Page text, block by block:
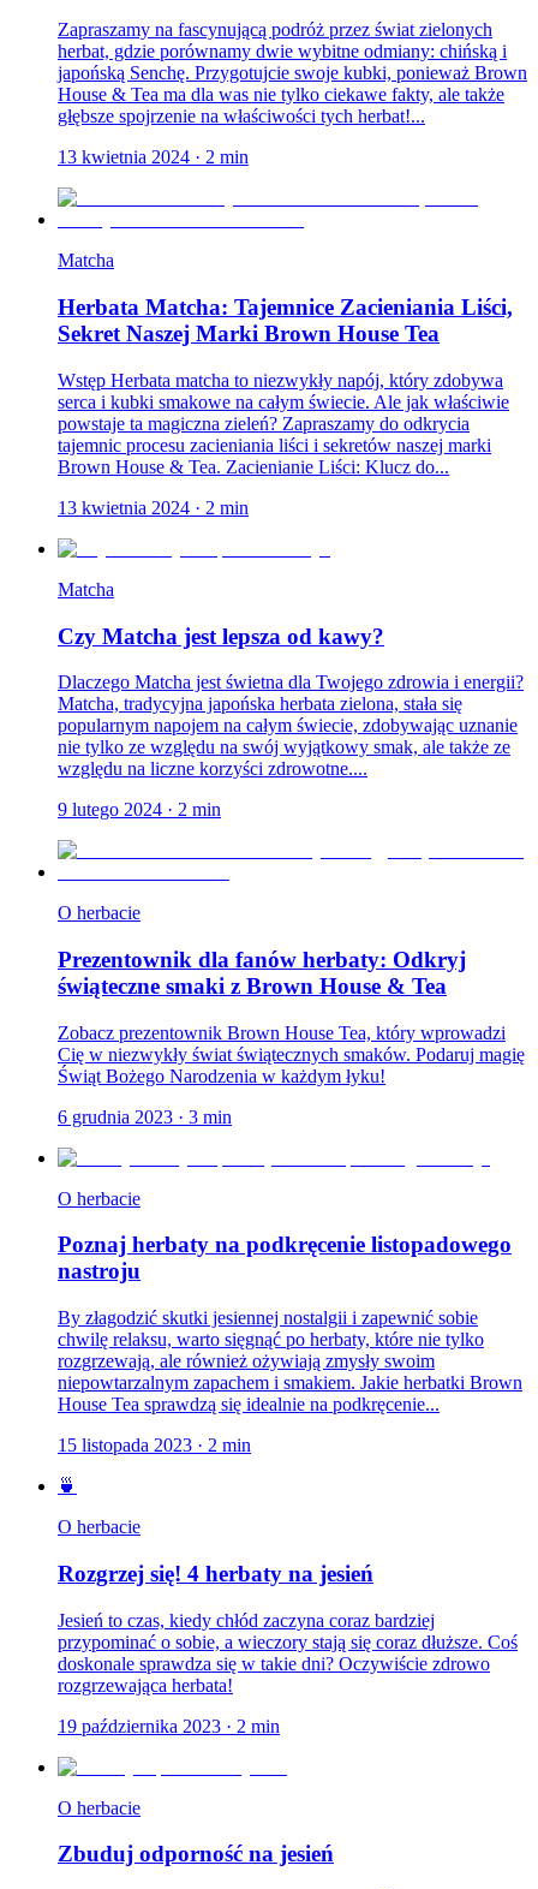
Zapraszamy na fascynującą podróż przez świat zielonych
herbat, gdzie porównamy dwie wybitne odmiany: chińską i
japońską Senchę. Przygotujcie swoje kubki, ponieważ Brown
House & Tea ma dla was nie tylko ciekawe fakty, ale także
głębsze spojrzenie na właściwości tych herbat!...
13 kwietnia 2024 · 2 min
Matcha
Herbata Matcha: Tajemnice Zacieniania Liści,
Sekret Naszej Marki Brown House Tea
Wstęp Herbata matcha to niezwykły napój, który zdobywa
serca i kubki smakowe na całym świecie. Ale jak właściwie
powstaje ta magiczna zieleń? Zapraszamy do odkrycia
tajemnic procesu zacieniania liści i sekretów naszej marki
Brown House & Tea. Zacienianie Liści: Klucz do...
13 kwietnia 2024 · 2 min
Matcha
Czy Matcha jest lepsza od kawy?
Dlaczego Matcha jest świetna dla Twojego zdrowia i energii?
Matcha, tradycyjna japońska herbata zielona, stała się
popularnym napojem na całym świecie, zdobywając uznanie
nie tylko ze względu na swój wyjątkowy smak, ale także ze
względu na liczne korzyści zdrowotne....
9 lutego 2024 · 2 min
O herbacie
Prezentownik dla fanów herbaty: Odkryj
świąteczne smaki z Brown House & Tea
Zobacz prezentownik Brown House Tea, który wprowadzi
Cię w niezwykły świat świątecznych smaków. Podaruj magię
Świąt Bożego Narodzenia w każdym łyku!
6 grudnia 2023 · 3 min
O herbacie
Poznaj herbaty na podkręcenie listopadowego
nastroju
By złagodzić skutki jesiennej nostalgii i zapewnić sobie
chwilę relaksu, warto sięgnąć po herbaty, które nie tylko
rozgrzewają, ale również ożywiają zmysły swoim
niepowtarzalnym zapachem i smakiem. Jakie herbatki Brown
House Tea sprawdzą się idealnie na podkręcenie...
15 listopada 2023 · 2 min
🍵
O herbacie
Rozgrzej się! 4 herbaty na jesień
Jesień to czas, kiedy chłód zaczyna coraz bardziej
przypominać o sobie, a wieczory stają się coraz dłuższe. Coś
doskonale sprawdza się w takie dni? Oczywiście zdrowo
rozgrzewająca herbata!
19 października 2023 · 2 min
O herbacie
Zbuduj odporność na jesień